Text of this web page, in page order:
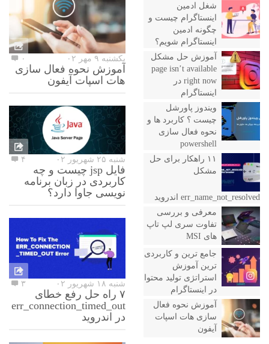
شغل ادمین
اینستاگرام چیست و
چگونه ادمین
اینستاگرام شویم؟
آموزش حل مشکل
page isn’t available
right now در
اینستاگرام
ویندوز پاورشل
چیست ؟ کاربرد ها و
نحوه فعال سازی
powershell
۱۱ راهکار برای حل
مشکل
err_name_not_resolved اندروید
معرفی و بررسی
تفاوت سری لپ تاپ
های MSI
جامع ترین و کاربردی
ترین آموزش
استراتژی تولید محتوا
در اینستاگرام
آموزش نحوه فعال
سازی هات اسپات
آیفون
یکشنبه ۹ مهر ۰۲ ۰
آموزش نحوه فعال سازی
هات اسپات آیفون
شنبه ۲۵ شهریور ۰۲ ۴
فایل jsp چیست و چه
کاربردی در زبان برنامه
نویسی جاوا دارد؟
شنبه ۱۸ شهریور ۰۲ ۳
۷ راه حل رفع خطای
err_connection_timed_out
در اندروید